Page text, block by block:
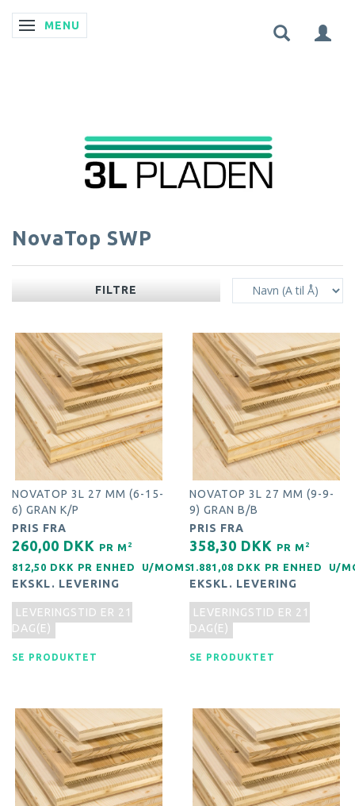
SKIFTE NAVIGATION
MENU
NovaTop SWP
FILTRE
NOVATOP 3L 27 MM (6-15-
6) GRAN K/P
PRIS FRA
260,00 DKK PR M 2
812,50 DKK PR ENHED U/MOMS
EKSKL. LEVERING
LEVERINGSTID ER 21
DAG(E)
SE PRODUKTET
NOVATOP 3L 27 MM (9-9-
9) GRAN B/B
PRIS FRA
358,30 DKK PR M 2
1.881,08 DKK PR ENHED U/
EKSKL. LEVERING
LEVERINGSTID ER 21
DAG(E)
SE PRODUKTET